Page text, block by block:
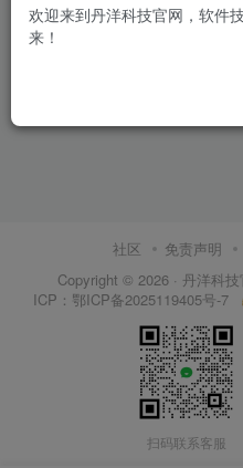
社区 免责声明
Copyright © 2026 · 丹洋科
ICP： 鄂ICP备2025119405号-7
扫码联系客服
欢迎来到丹洋科技官网，软件
来！